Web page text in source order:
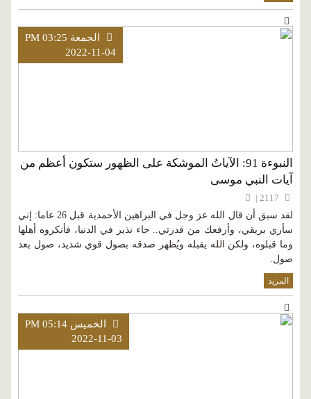
الجمعة PM 03:25
2022-11-04
النبوءة 91: الآياتُ الموشكة على الظهور ستكون أعظم من
آيات النبي موسى
لقد سبق أن قال الله عز وجل في البراهين الأحمدية قبل 26 عاما: إني
سأري بريقي، وأرفعك من قدرتي.. جاء نذير في الدنيا، فأنكروه أهلها
وما قبلوه، ولكن الله يقبله ويُظهر صدقه بصول قوي شديد، صول بعد
صول.
المزيد
الخميس PM 05:14
2022-11-03